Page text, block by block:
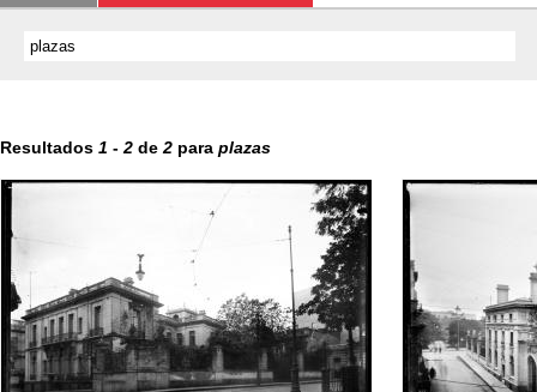
Resultados 1 - 2 de 2 para plazas